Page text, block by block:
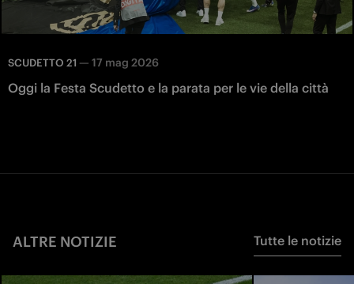
SCUDETTO 21 — 17 mag 2026
Oggi la Festa Scudetto e la parata per le vie della città
ALTRE NOTIZIE Tutte le notizie